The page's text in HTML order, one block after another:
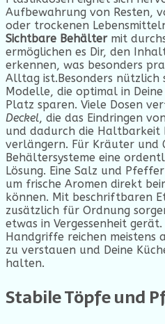
Aufbewahrung von Resten,
oder trockenen
Sichtbare Behältermit
ermöglichen es Dir, den
erkennen, was besonders
Alltag ist.Besonders nützlich
Modelle, die optimal in
Platz sparen. Viele Dosen
Deckel, die das Eindringen
und dadurch die Haltbarkeit
verlängern. Für Kräuter und
Behältersysteme eine
Lösung. Eine Salz und
um frische Aromen direkt
können. Mit beschriftbaren
zusätzlich für Ordnung
etwas in Vergessenheit
Handgriffe reichen meistens
zu verstauen und Deine
halten.
Stabile Töpfe und